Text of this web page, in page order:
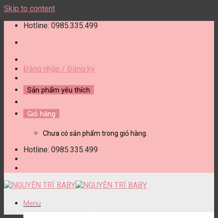
Skip to content
Hotline: 0985.335.499
Đăng nhập / Đăng ký
Sản phẩm yêu thích
Giỏ hàng
Chưa có sản phẩm trong giỏ hàng.
Hotline: 0985.335.499
Menu